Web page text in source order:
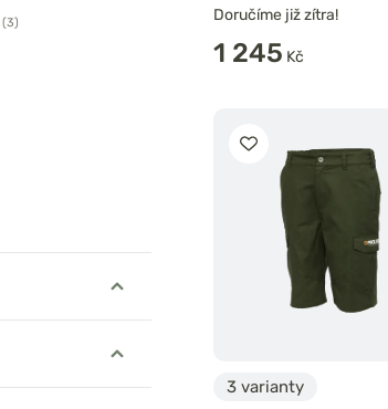
(3) Doručíme již zítra!
1 245 Kč
3 varianty